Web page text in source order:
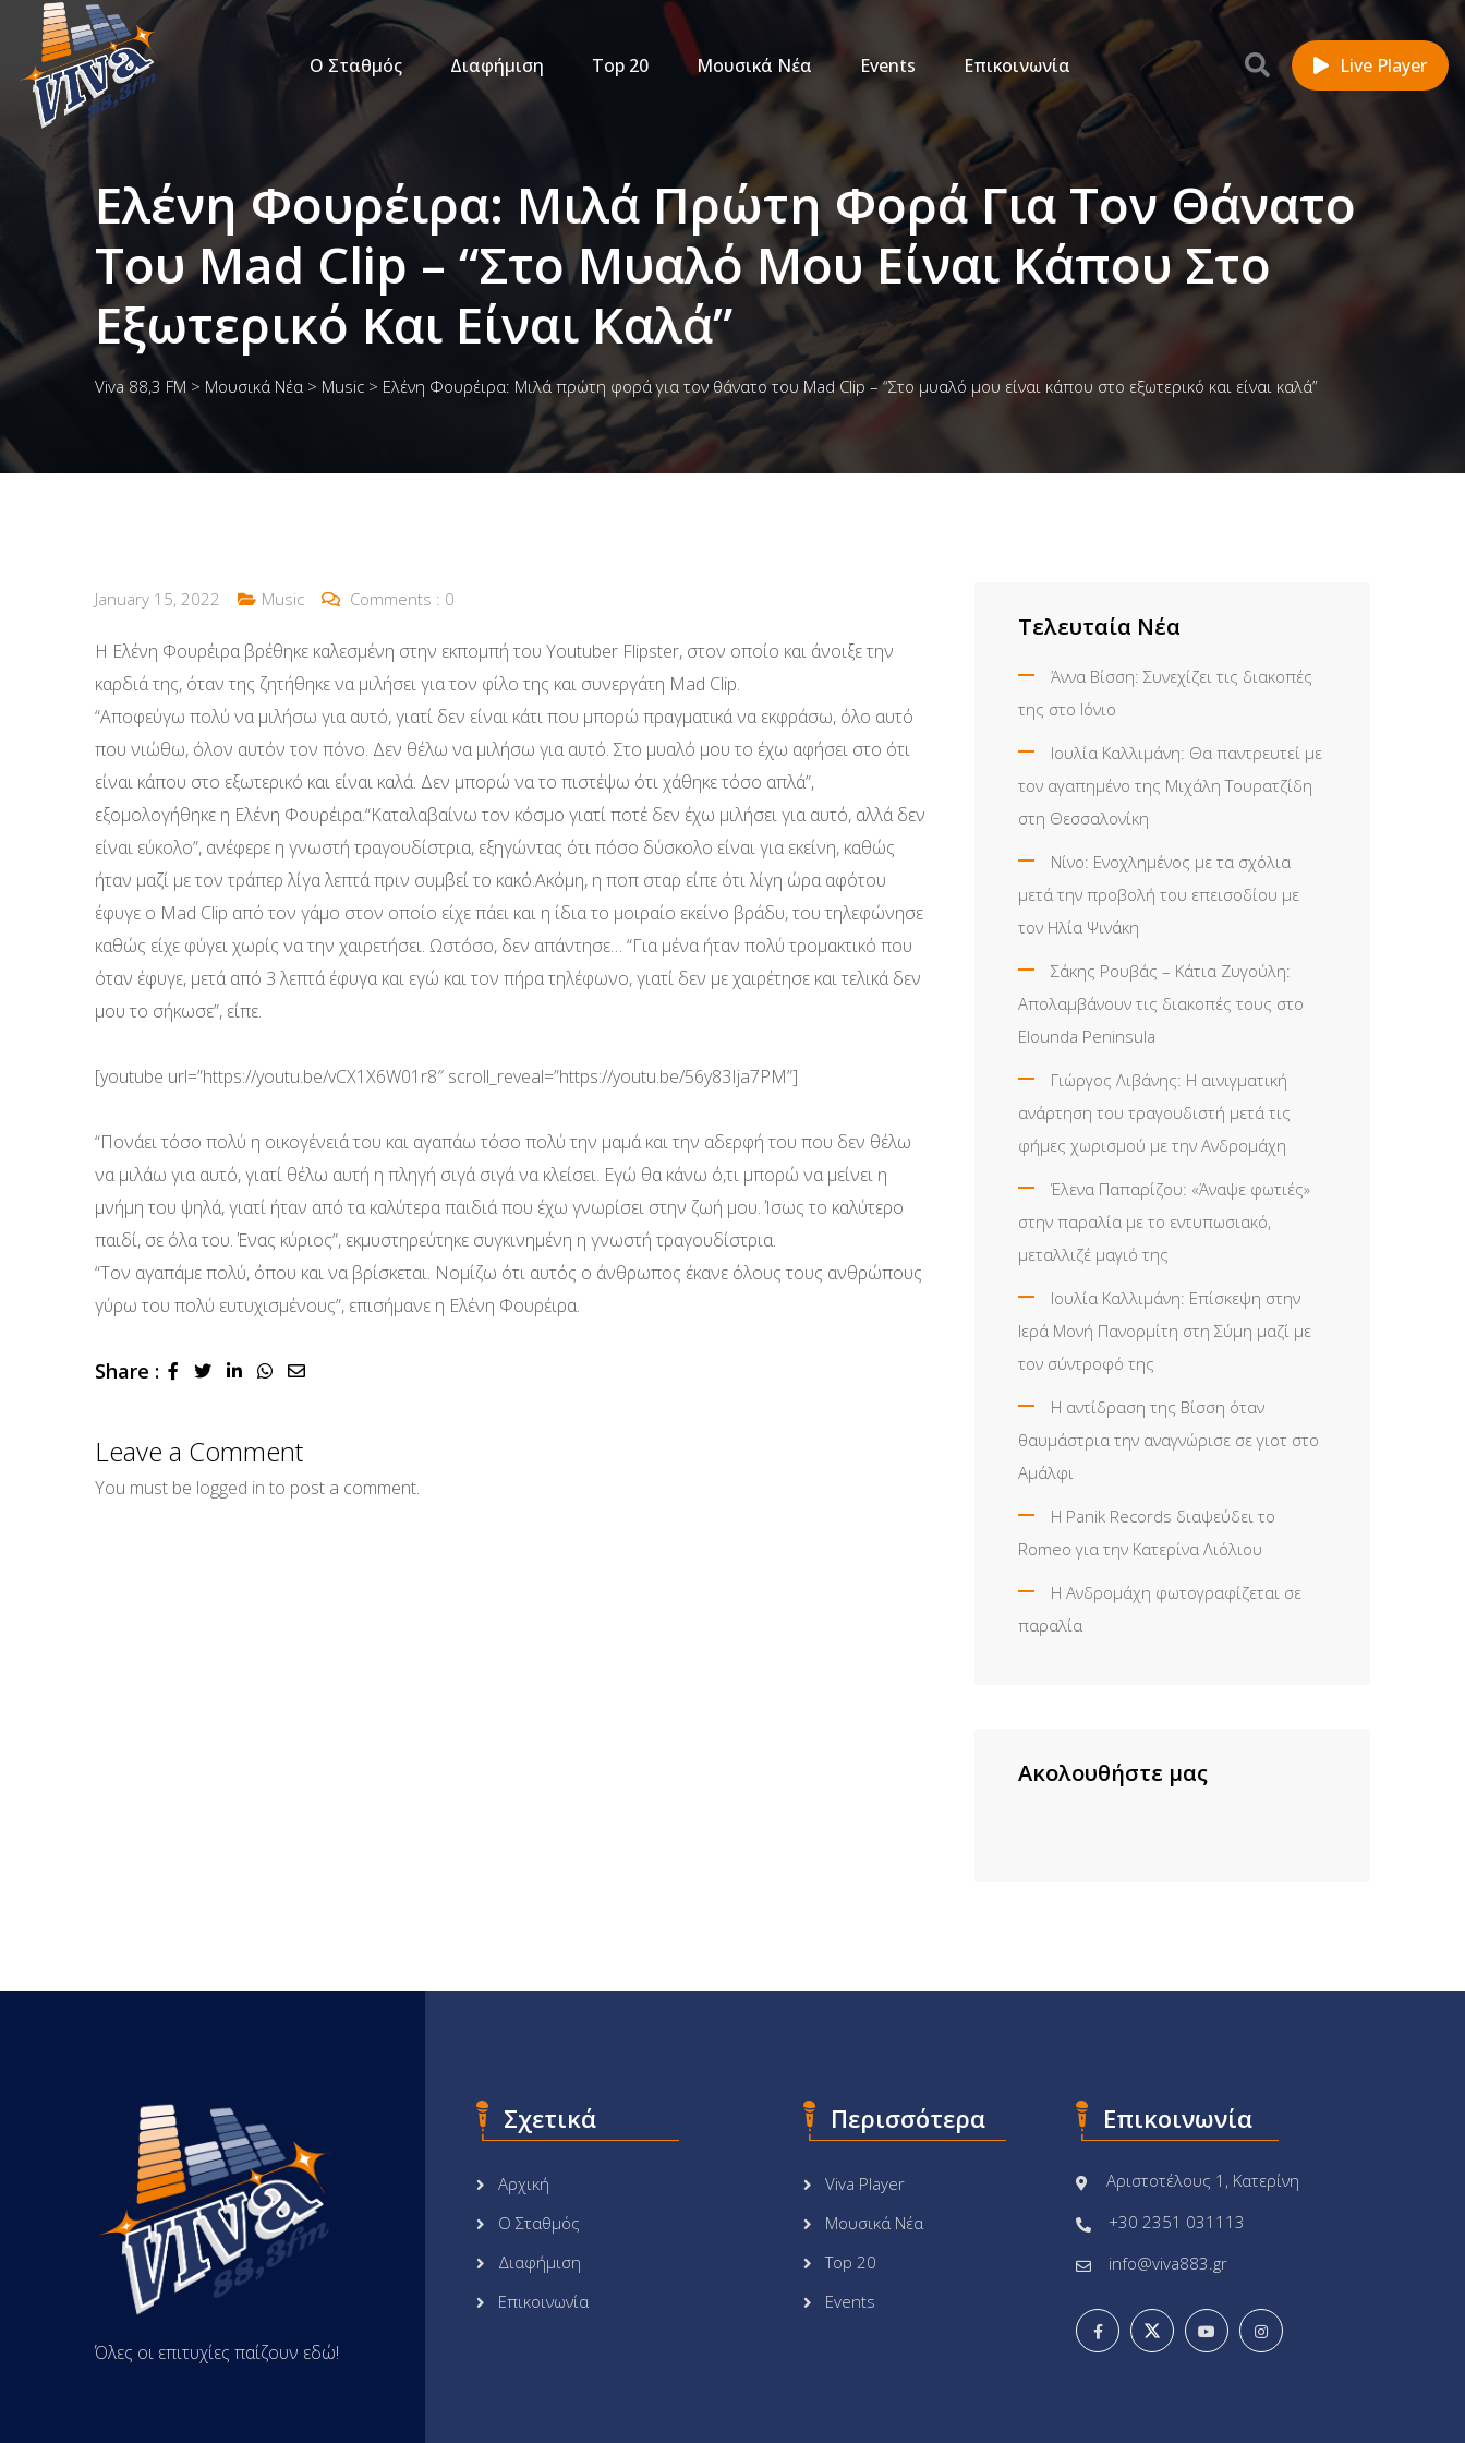
Ο Σταθμός Διαφήμιση Top 20 Μουσικά Νέα Events Επικοινωνία Live Player
Ελένη Φουρέιρα: Μιλά Πρώτη Φορά Για Τον Θάνατο
Του Mad Clip – “Στο Μυαλό Μου Είναι Κάπου Στο
Εξωτερικό Και Είναι Καλά”
Viva 88,3 FM > Μουσικά Νέα > Music > Ελένη Φουρέιρα: Μιλά πρώτη φορά για τον θάνατο του Mad Clip – “Στο μυαλό μου είναι κάπου στο εξωτερικό και είναι καλά”
January 15, 2022 Music Comments : 0
Η Ελένη Φουρέιρα βρέθηκε καλεσμένη στην εκπομπή του Youtuber Flipster, στον οποίο και άνοιξε την
καρδιά της, όταν της ζητήθηκε να μιλήσει για τον φίλο της και συνεργάτη Mad Clip.
“Αποφεύγω πολύ να μιλήσω για αυτό, γιατί δεν είναι κάτι που μπορώ πραγματικά να εκφράσω, όλο αυτό
που νιώθω, όλον αυτόν τον πόνο. Δεν θέλω να μιλήσω για αυτό. Στο μυαλό μου το έχω αφήσει στο ότι
είναι κάπου στο εξωτερικό και είναι καλά. Δεν μπορώ να το πιστέψω ότι χάθηκε τόσο απλά”,
εξομολογήθηκε η Ελένη Φουρέιρα.“Καταλαβαίνω τον κόσμο γιατί ποτέ δεν έχω μιλήσει για αυτό, αλλά δεν
είναι εύκολο”, ανέφερε η γνωστή τραγουδίστρια, εξηγώντας ότι πόσο δύσκολο είναι για εκείνη, καθώς
ήταν μαζί με τον τράπερ λίγα λεπτά πριν συμβεί το κακό.Ακόμη, η ποπ σταρ είπε ότι λίγη ώρα αφότου
έφυγε ο Mad Clip από τον γάμο στον οποίο είχε πάει και η ίδια το μοιραίο εκείνο βράδυ, του τηλεφώνησε
καθώς είχε φύγει χωρίς να την χαιρετήσει. Ωστόσο, δεν απάντησε… “Για μένα ήταν πολύ τρομακτικό που
όταν έφυγε, μετά από 3 λεπτά έφυγα και εγώ και τον πήρα τηλέφωνο, γιατί δεν με χαιρέτησε και τελικά δεν
μου το σήκωσε”, είπε.
[youtube url=”https://youtu.be/vCX1X6W01r8″ scroll_reveal=”https://youtu.be/56y83Ija7PM”]
“Πονάει τόσο πολύ η οικογένειά του και αγαπάω τόσο πολύ την μαμά και την αδερφή του που δεν θέλω
να μιλάω για αυτό, γιατί θέλω αυτή η πληγή σιγά σιγά να κλείσει. Εγώ θα κάνω ό,τι μπορώ να μείνει η
μνήμη του ψηλά, γιατί ήταν από τα καλύτερα παιδιά που έχω γνωρίσει στην ζωή μου. Ίσως το καλύτερο
παιδί, σε όλα του. Ένας κύριος”, εκμυστηρεύτηκε συγκινημένη η γνωστή τραγουδίστρια.
“Τον αγαπάμε πολύ, όπου και να βρίσκεται. Νομίζω ότι αυτός ο άνθρωπος έκανε όλους τους ανθρώπους
γύρω του πολύ ευτυχισμένους”, επισήμανε η Ελένη Φουρέιρα.
Share : LinkedInWhatsapp
Share
Leave a Comment
You must be logged in to post a comment.
Τελευταία Νέα
Άννα Βίσση: Συνεχίζει τις διακοπές
της στο Ιόνιο
Ιουλία Καλλιμάνη: Θα παντρευτεί με
τον αγαπημένο της Μιχάλη Τουρατζίδη
στη Θεσσαλονίκη
Νίνο: Ενοχλημένος με τα σχόλια
μετά την προβολή του επεισοδίου με
τον Ηλία Ψινάκη
Σάκης Ρουβάς – Κάτια Ζυγούλη:
Απολαμβάνουν τις διακοπές τους στο
Elounda Peninsula
Γιώργος Λιβάνης: Η αινιγματική
ανάρτηση του τραγουδιστή μετά τις
φήμες χωρισμού με την Ανδρομάχη
Έλενα Παπαρίζου: «Άναψε φωτιές»
στην παραλία με το εντυπωσιακό,
μεταλλιζέ μαγιό της
Ιουλία Καλλιμάνη: Επίσκεψη στην
Ιερά Μονή Πανορμίτη στη Σύμη μαζί με
τον σύντροφό της
Η αντίδραση της Βίσση όταν
θαυμάστρια την αναγνώρισε σε γιοτ στο
Αμάλφι
Η Panik Records διαψεύδει το
Romeo για την Κατερίνα Λιόλιου
Η Ανδρομάχη φωτογραφίζεται σε
παραλία
Ακολουθήστε μας
Όλες οι επιτυχίες παίζουν εδώ!
Σχετικά
Αρχική
Ο Σταθμός
Διαφήμιση
Επικοινωνία
Περισσότερα
Viva Player
Μουσικά Νέα
Top 20
Events
Επικοινωνία
Αριστοτέλους 1, Κατερίνη
+30 2351 031113
info@viva883.gr